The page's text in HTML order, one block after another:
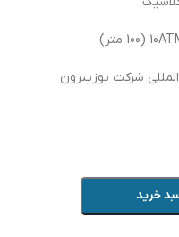
شرکت پوزیترون
خرید